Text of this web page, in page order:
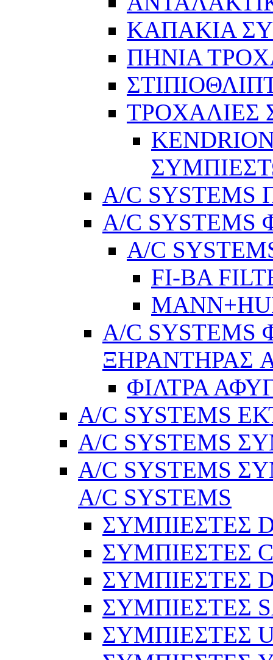
ΚΑΠΑΚΙΑ
ΠΗΝΙΑ
ΤΡΟΧΑΛΙΕΣ
A/C SYSTEMS
A/C
A/C
FI-BA
A/C
ΞΗΡΑΝΤΗΡΑΣ
ΦΙΛΤΡΑ
A/C SYSTEMS
A/C SYSTEMS
A/C SYSTEMS
A/C SYSTEMS
ΣΥΜΠΙΕΣΤΕΣ
ΣΥΜΠΙΕΣΤΕΣ
ΣΥΜΠΙΕΣΤΕΣ
ΣΥΜΠΙΕΣΤΕΣ
ΣΥΜΠΙΕΣΤΕΣ